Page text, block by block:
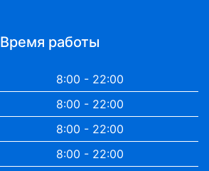
Время работы
8:00 - 22:00
8:00 - 22:00
8:00 - 22:00
8:00 - 22:00